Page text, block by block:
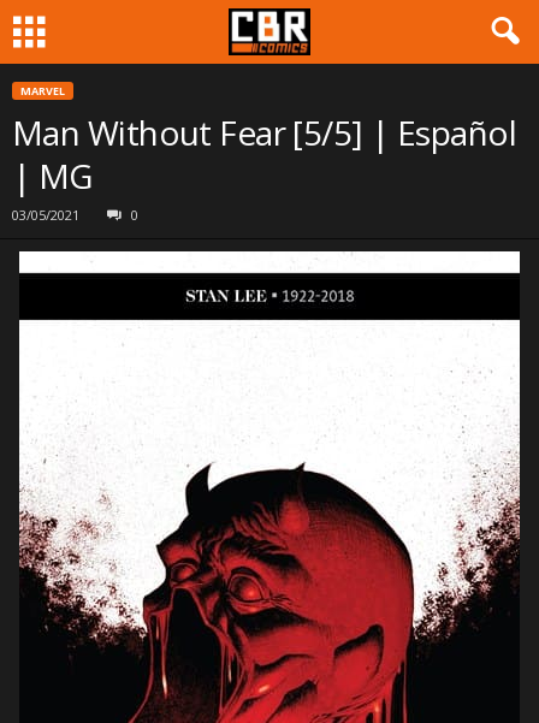
MARVEL
Man Without Fear [5/5] | Español
| MG
03/05/2021 0